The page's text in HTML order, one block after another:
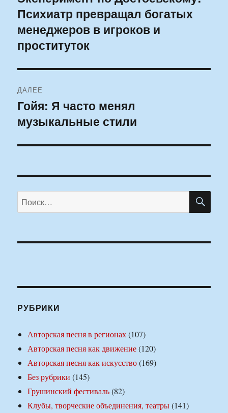
записям
запись:
Психиатр превращал богатых
менеджеров в игроков и
проституток
ДАЛЕЕ
Следующая
запись:
Гойя: Я часто менял
музыкальные стили
Искать:
РУБРИКИ
Авторская песня в регионах(107)
Авторская песня как движение(120)
Авторская песня как искусство(169)
Без рубрики (145)
Грушинский фестиваль(82)
Клубы, творческие объединения, театры(141)